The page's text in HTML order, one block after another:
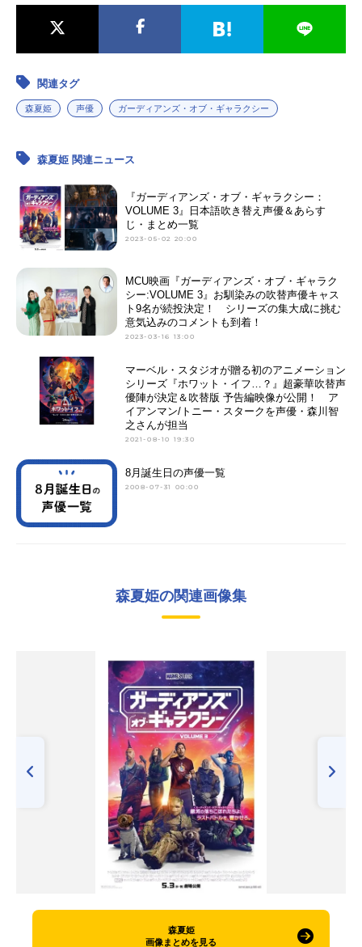
関連タグ
森夏姫 声優 ガーディアンズ・オブ・ギャラクシー
森夏姫 関連ニュース
『ガーディアンズ・オブ・ギャラクシー：
VOLUME 3』日本語吹き替え声優＆あらす
じ・まとめ一覧
2023-05-02 20:00
MCU映画『ガーディアンズ・オブ・ギャラク
シー:VOLUME 3』お馴染みの吹替声優キャス
ト9名が続投決定！ シリーズの集大成に挑む
意気込みのコメントも到着！
2023-03-16 13:00
マーベル・スタジオが贈る初のアニメーション
シリーズ『ホワット・イフ…？』超豪華吹替声
優陣が決定＆吹替版 予告編映像が公開！ ア
イアンマン/トニー・スタークを声優・森川智
之さんが担当
2021-08-10 19:30
8月誕生日の声優一覧
2008-07-31 00:00
森夏姫の関連画像集
森夏姫
画像まとめを見る